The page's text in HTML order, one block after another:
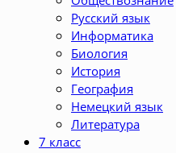
Русский язык
Информатика
Биология
История
География
Немецкий язык
Литература
7 класс